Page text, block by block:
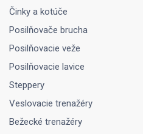
Činky a kotúče
Posilňovače brucha
Posilňovacie veže
Posilňovacie lavice
Steppery
Veslovacie trenažéry
Bežecké trenažéry